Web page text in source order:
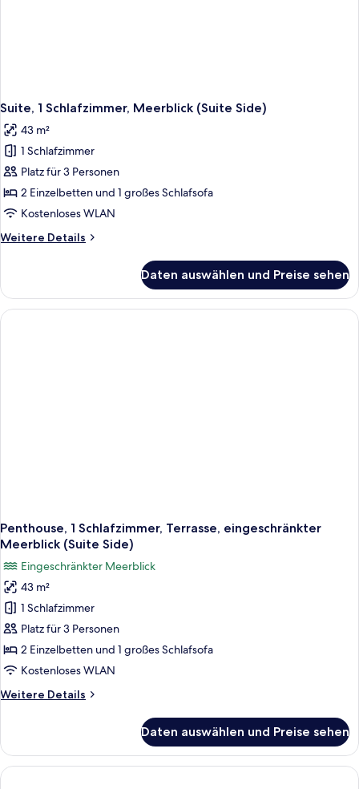
Suite, 1 Schlafzimmer, Meerblick (Suite Side)
43 m²
1 Schlafzimmer
Platz für 3 Personen
2 Einzelbetten und 1 großes Schlafsofa
Kostenloses WLAN
Weitere Details
Weitere
1
Schlafzimmer,
Meerblick
Daten auswählen und Preise sehen
Penthouse, 1 Schlafzimmer, Terrasse, eingeschränkter
Meerblick (Suite Side)
Eingeschränkter Meerblick
43 m²
1 Schlafzimmer
Platz für 3 Personen
2 Einzelbetten und 1 großes Schlafsofa
Kostenloses WLAN
Weitere Details
Weitere
1
Schlafzimmer,
Terrasse,
Daten auswählen und Preise sehen